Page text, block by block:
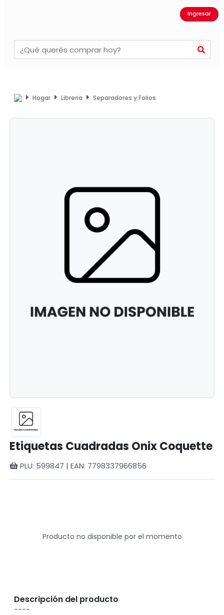
Ingresar
Hogar Libreria Separadores y Folios
Etiquetas Cuadradas Onix Coquette
PLU: 599847 | EAN: 7798337966856
Producto no disponible por el momento
Descripción del producto
----